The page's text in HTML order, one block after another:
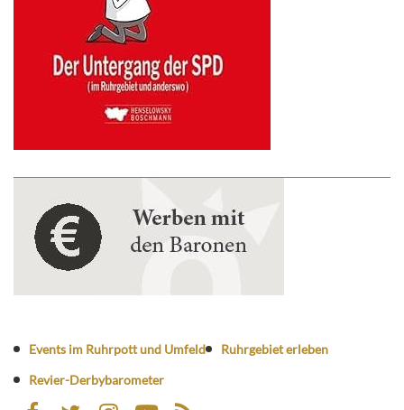
Events im Ruhrpott und Umfeld
Ruhrgebiet erleben
Revier-Derbybarometer